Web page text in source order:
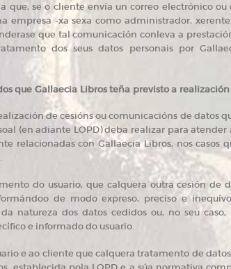
que, se o cliente envía un correo electrónico
empresa -xa sexa como administrador,
que tal comunicación conleva a
dos seus datos personais por
que Gallaecia Libros teña previsto a
de cesións ou comunicacións de datos
(en adiante LOPD) deba realizar para
relacionadas con Gallaecia Libros, nos casos
do usuario, que calquera outra cesión de
de modo expreso, preciso e
natureza dos datos cedidos ou, no seu
e informado do usuario.
e ao cliente que calquera tratamento de